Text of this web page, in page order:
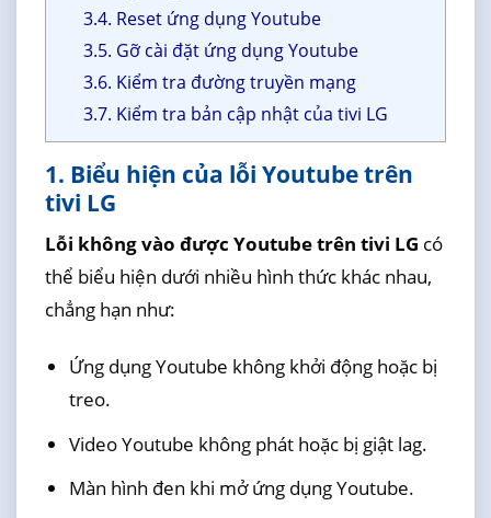
3.4. Reset ứng dụng Youtube
3.5. Gỡ cài đặt ứng dụng Youtube
3.6. Kiểm tra đường truyền mạng
3.7. Kiểm tra bản cập nhật của tivi LG
1. Biểu hiện của lỗi Youtube trên
tivi LG
Lỗi không vào được Youtube trên tivi LG ​ có
thể biểu hiện dưới nhiều hình thức khác nhau,
chẳng hạn như:
Ứng dụng Youtube không khởi động hoặc bị
treo.
Video Youtube không phát hoặc bị giật lag.
Màn hình đen khi mở ứng dụng Youtube.